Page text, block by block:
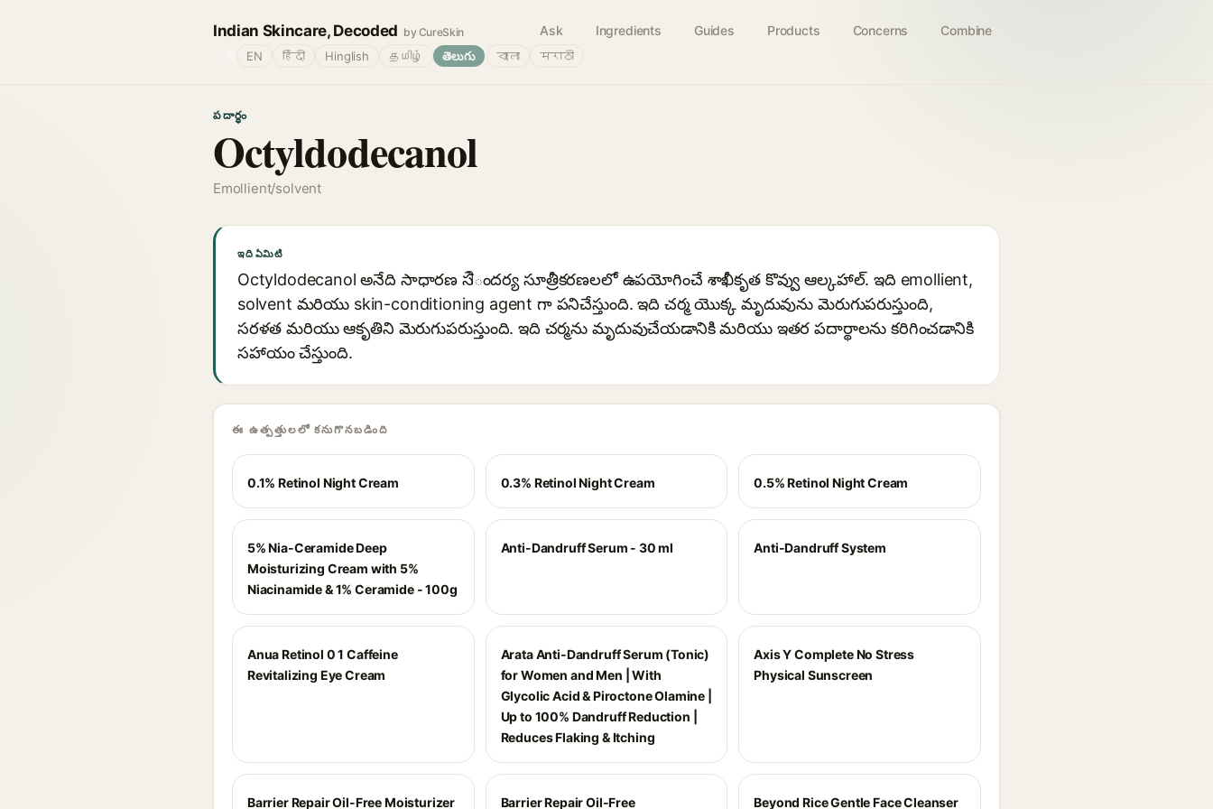
Indian Skincare, Decoded by CureSkin Ask Ingredients Guides Products Concerns Combine
EN हिंदी Hinglish தமிழ் తెలుగు বাংলা मराठी
పదార్థం
Octyldodecanol
Emollient/solvent
ఇది ఏమిటి
Octyldodecanol అనేది సాధారణ సौందర్య సూత్రీకరణలలో ఉపయోగించే శాఖీకృత కొవ్వు ఆల్కహాల్. ఇది emollient,
solvent మరియు skin-conditioning agent గా పనిచేస్తుంది. ఇది చర్మ యొక్క మృదువును మెరుగుపరుస్తుంది,
సరళత మరియు ఆకృతిని మెరుగుపరుస్తుంది. ఇది చర్మను మృదువుచేయడానికి మరియు ఇతర పదార్థాలను కరిగించడానికి
సహాయం చేస్తుంది.
ఈ ఉత్పత్తులలో కనుగొనబడింది
0.1% Retinol Night Cream 0.3% Retinol Night Cream 0.5% Retinol Night Cream
5% Nia-Ceramide Deep
Moisturizing Cream with 5%
Niacinamide & 1% Ceramide - 100g
Anti-Dandruff Serum - 30 ml Anti-Dandruff System
Anua Retinol 0 1 Caffeine
Revitalizing Eye Cream
Arata Anti-Dandruff Serum (Tonic)
for Women and Men | With
Glycolic Acid & Piroctone Olamine |
Up to 100% Dandruff Reduction |
Reduces Flaking & Itching
Axis Y Complete No Stress
Physical Sunscreen
Barrier Repair Oil-Free Moisturizer Barrier Repair Oil-Free Beyond Rice Gentle Face Cleanser